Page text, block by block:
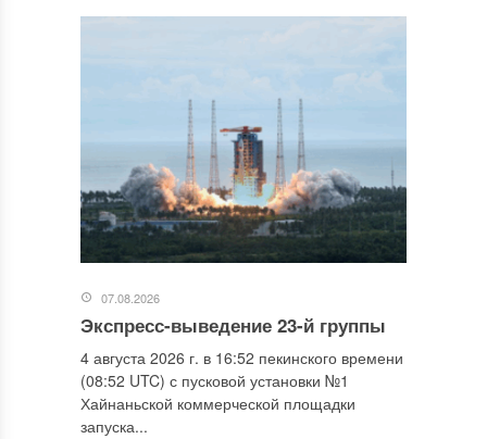
07.08.2026
Экспресс-выведение 23-й группы
4 августа 2026 г. в 16:52 пекинского времени
(08:52 UTC) с пусковой установки №1
Хайнаньской коммерческой площадки
запуска...